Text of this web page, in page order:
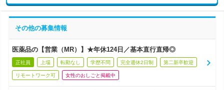
その他の募集情報
医薬品の【営業（MR）】★年休124日／基本直行直帰◎
正社員 上場 転勤なし 学歴不問 完全週休2日制 第二新卒歓迎
リモートワーク可 女性のおしごと掲載中